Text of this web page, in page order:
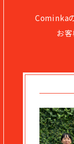
Cominka
お